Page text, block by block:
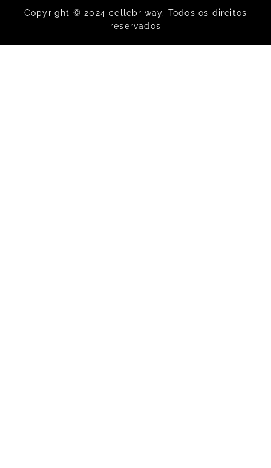
Copyright © 2024 cellebriway. Todos os direitos
reservados